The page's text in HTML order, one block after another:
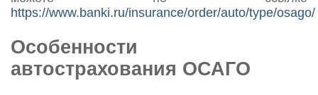
https://www.banki.ru/insurance/order/auto/type/osago/
Особенности
автострахования ОСАГО